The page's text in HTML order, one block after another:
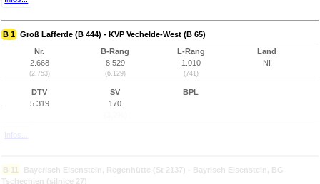
B 1 Groß Lafferde (B 444) - KVP Vechelde-West (B 65)
Nr.
2.668
(2.753)
B-Rang
8.529
(6.129)
L-Rang
1.010
(741)
Land
NI
DTV
5.319
SV
170
BPL
Infos...
B 11
Bayerisch Eisenstein, Regenhütte (St 2137) - Bayrisch Eisenstein, BG
Tschechien (silnice 27)